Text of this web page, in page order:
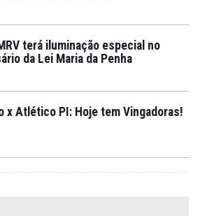
terá iluminação especial no
da Lei Maria da Penha
x Atlético PI: Hoje tem Vingadoras!